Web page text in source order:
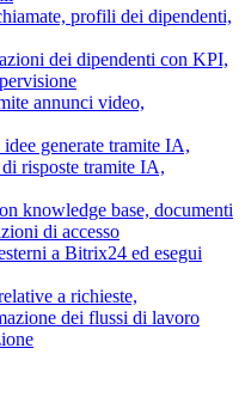
profili dei dipendenti,
dei dipendenti con KPI,
annunci video,
generate tramite IA,
risposte tramite IA,
knowledge base, documenti
di accesso
a Bitrix24 ed esegui
a richieste,
dei flussi di lavoro